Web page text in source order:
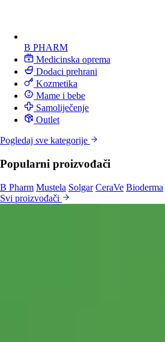
B PHARM
Medicinska oprema
Dodaci prehrani
Kozmetika
Mame i bebe
Samoliječenje
Outlet
Pogledaj sve kategorije
Popularni proizvođači
B Pharm Mustela Solgar CeraVe Bioderma
Svi proizvođači